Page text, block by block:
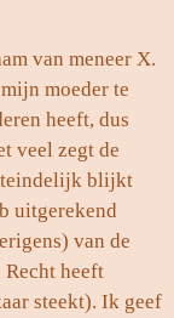
van meneer X.
moeder te
heeft, dus
veel zegt de
blijkt
uitgerekend
van de
heeft
steekt). Ik geef